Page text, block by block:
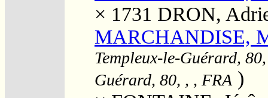
× 1731 DRON,
MARCHANDISE,
Templeux-le-Guérard,
Guérard, 80, , , FRA )